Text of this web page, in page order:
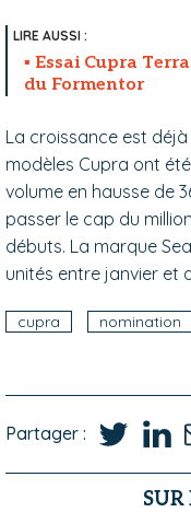
Essai Cupra
du Formentor
La croissance est
modèles Cupra ont
volume en hausse de
passer le cap du
débuts. La marque
unités entre janvier et
cupra nomination
Partager :
SUR